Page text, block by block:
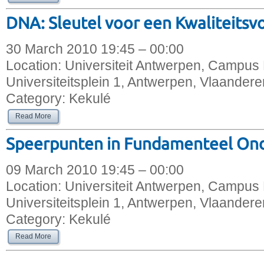
DNA: Sleutel voor een
30 March 2010 19:45 – 00:00
Location: Universiteit Antwerpen, Campus
Universiteitsplein 1, Antwerpen,
Category: Kekulé
Read More
Speerpunten in Fundamenteel
09 March 2010 19:45 – 00:00
Location: Universiteit Antwerpen, Campus
Universiteitsplein 1, Antwerpen,
Category: Kekulé
Read More